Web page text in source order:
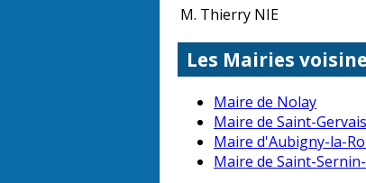
M. Thierry NIE
Les Mairies
Maire de Nolay
Maire de Saint-
Maire d'Aubigny-la-
Maire de Saint-